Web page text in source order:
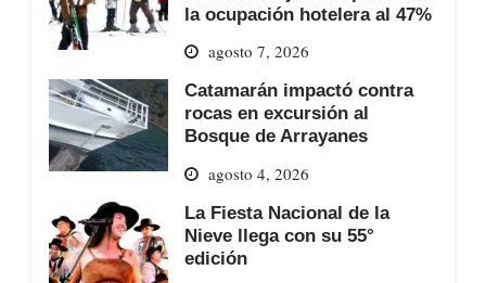
la ocupación hotelera al 47%
agosto 7, 2026
Catamarán impactó contra
rocas en excursión al
Bosque de Arrayanes
agosto 4, 2026
La Fiesta Nacional de la
Nieve llega con su 55°
edición